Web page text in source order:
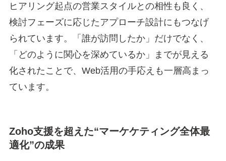
ヒアリング起点の営業スタイルとの相性も良く、
検討フェーズに応じたアプローチ設計にもつなげ
られています。「誰が訪問したか」だけでなく、
「どのように関心を深めているか」までが見える
化されたことで、Web活用の手応えも一層高まっ
ています。
Zoho支援を超えた“マーケケティング全体最
適化”の成果